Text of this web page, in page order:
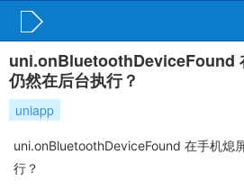
uni.onBluetoothDeviceFound
仍然在后台执行？
uniapp
uni.onBluetoothDeviceFound 在手机熄
行？